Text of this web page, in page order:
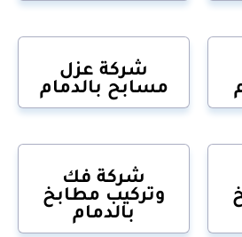
شركة عزل
مسابح بالدمام
شركة فك
وتركيب مطابخ
بالدمام